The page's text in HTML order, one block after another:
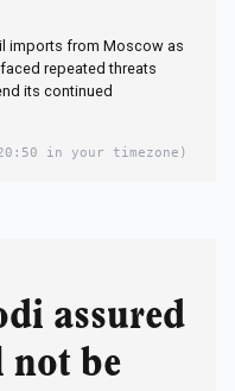
imports from Moscow as
repeated threats
its continued
in your timezone)
assured
be